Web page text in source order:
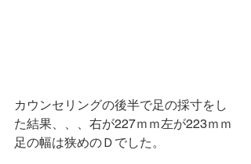
カウンセリングの後半で足の採寸をし
た結果、、、右が227ｍｍ左が223ｍｍ
足の幅は狭めのＤでした。